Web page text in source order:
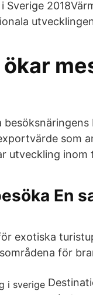
Sverige
som
utveckling inom
En
exotiska
för